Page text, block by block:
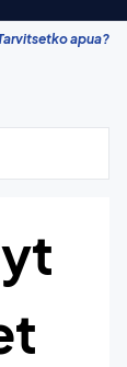
apua?